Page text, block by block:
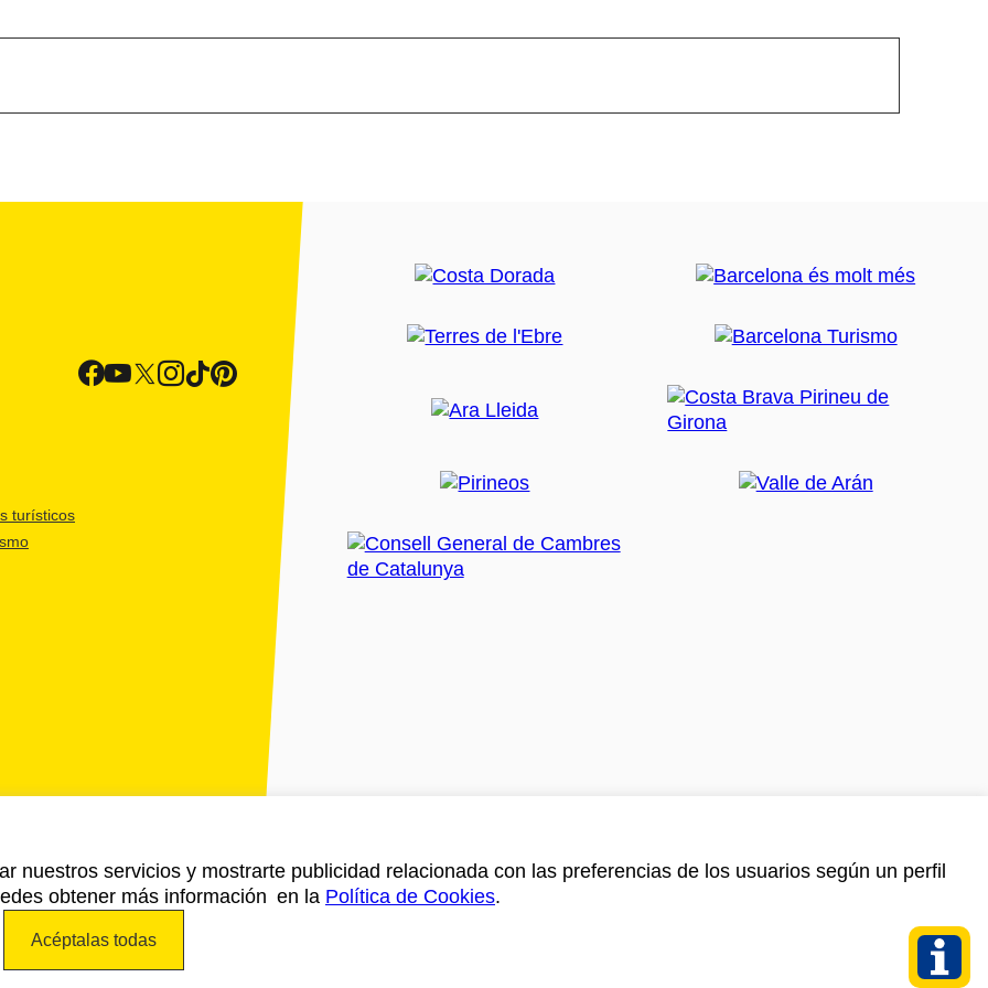
turísticos
nuestros servicios y mostrarte publicidad relacionada con las preferencias de los usuarios según un perfil
obtener más información en la Política de Cookies.
Acéptalas todas